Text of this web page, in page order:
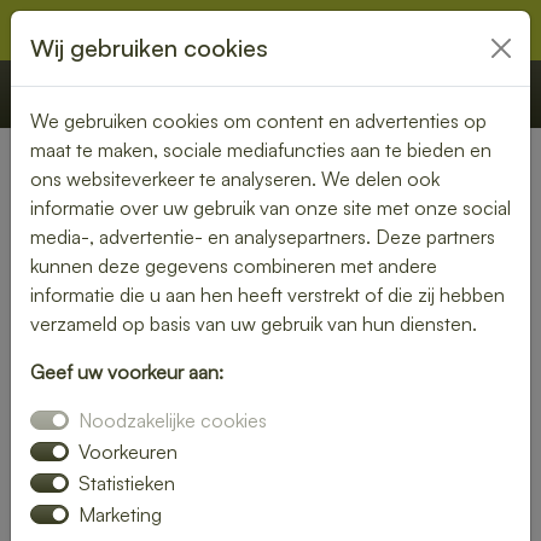
€ 0,00 Offerte Bestellen
Nederland» Edam
Heerlijke lunch bezorgen in
Edam – snel, vers en
gemakkelijk
je lunch bezorgen in Edam en kies uit een gevarieerd menu
van verse broodjes, gezonde salades en warme maaltijden.
Ideaal voor thuis of op kantoor.
Onze gerechten worden met liefde bereid en snel geleverd,
Wij gebruiken cookies
We gebruiken cookies om content en advertenties op
maat te maken, sociale mediafuncties aan te bieden en
ons websiteverkeer te analyseren. We delen ook
informatie over uw gebruik van onze site met onze social
media-, advertentie- en analysepartners. Deze partners
kunnen deze gegevens combineren met andere
informatie die u aan hen heeft verstrekt of die zij hebben
verzameld op basis van uw gebruik van hun diensten.
Geef uw voorkeur aan:
Noodzakelijke cookies
Voorkeuren
Statistieken
Marketing